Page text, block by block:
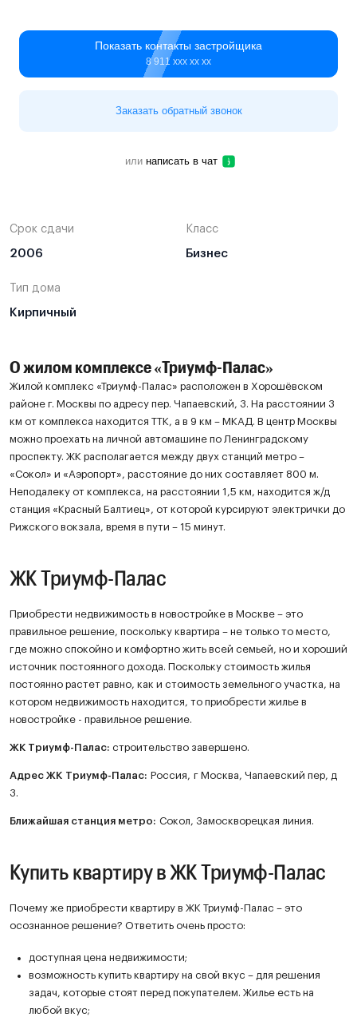
Показать контакты застройщика
8 911 ххх хх хх
Заказать обратный звонок
или написать в чат
Срок сдачи
2006
Класс
Бизнес
Тип дома
Кирпичный
О жилом комплексе «Триумф-Палас»
Жилой комплекс «Триумф-Палас» расположен в Хорошёвском
районе г. Москвы по адресу пер. Чапаевский, 3. На расстоянии 3
км от комплекса находится ТТК, а в 9 км – МКАД. В центр Москвы
можно проехать на личной автомашине по Ленинградскому
проспекту. ЖК располагается между двух станций метро –
«Сокол» и «Аэропорт», расстояние до них составляет 800 м.
Неподалеку от комплекса, на расстоянии 1,5 км, находится ж/д
станция «Красный Балтиец», от которой курсируют электрички до
Рижского вокзала, время в пути – 15 минут.
ЖК Триумф-Палас
Приобрести недвижимость в новостройке в Москве – это
правильное решение, поскольку квартира – не только то место,
где можно спокойно и комфортно жить всей семьей, но и хороший
источник постоянного дохода. Поскольку стоимость жилья
постоянно растет равно, как и стоимость земельного участка, на
котором недвижимость находится, то приобрести жилье в
новостройке - правильное решение.
ЖК Триумф-Палас: строительство завершено.
Адрес ЖК Триумф-Палас: Россия, г Москва, Чапаевский пер, д
3.
Ближайшая станция метро: Сокол, Замоскворецкая линия.
Купить квартиру в ЖК Триумф-Палас
Почему же приобрести квартиру в ЖК Триумф-Палас – это
осознанное решение? Ответить очень просто:
доступная цена недвижимости;
возможность купить квартиру на свой вкус – для решения
задач, которые стоят перед покупателем. Жилье есть на
любой вкус;